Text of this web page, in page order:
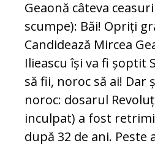
Geaonă câteva
scumpe): Băi! Opriți
Candidează Mircea
Ilieascu își va fi șoptit
să fii, noroc să ai! Dar
noroc: dosarul
inculpat) a fost
după 32 de ani. Peste